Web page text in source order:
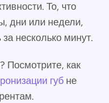
То, что
дни или недели,
несколько минут.
Посмотрите, как
губ не